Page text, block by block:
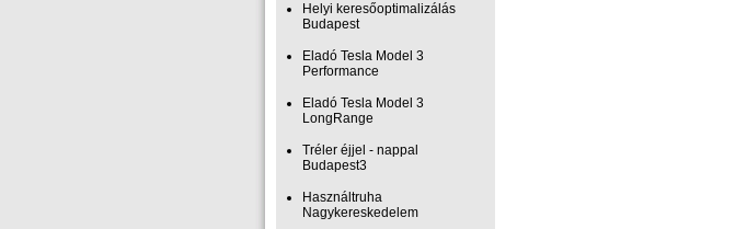
Helyi keresőoptimalizálás
Budapest
Eladó Tesla Model 3
Performance
Eladó Tesla Model 3
LongRange
Tréler éjjel - nappal
Budapest3
Használtruha
Nagykereskedelem